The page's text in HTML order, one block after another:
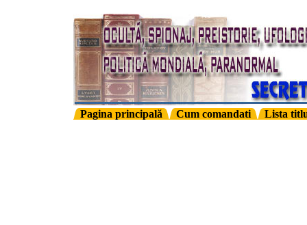
Pagina principală Cum comandati Lista